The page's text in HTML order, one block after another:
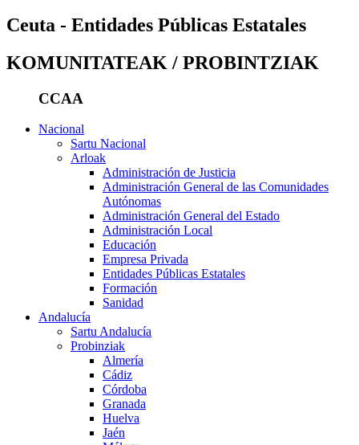
Ceuta - Entidades Públicas Estatales
KOMUNITATEAK / PROBINTZIAK
CCAA
Nacional
Sartu Nacional
Arloak
Administración de Justicia
Administración General de las Comunidades
Autónomas
Administración General del Estado
Administración Local
Educación
Empresa Privada
Entidades Públicas Estatales
Formación
Sanidad
Andalucía
Sartu Andalucía
Probinziak
Almería
Cádiz
Córdoba
Granada
Huelva
Jaén